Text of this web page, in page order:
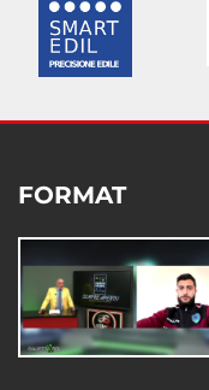
FORMAT